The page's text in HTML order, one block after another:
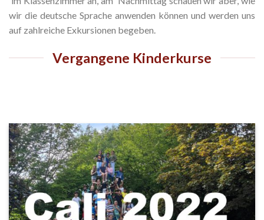
wir die deutsche Sprache anwenden können und werden uns
auf zahlreiche Exkursionen begeben.
Vergangene Kinderkurse